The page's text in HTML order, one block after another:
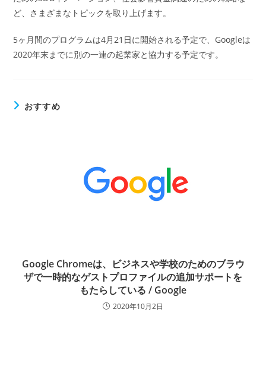
ど、さまざまなトピックを取り上げます。
5ヶ月間のプログラムは4月21日に開始される予定で、Googleは
2020年末までに別の一連の起業家と協力する予定です。
おすすめ
Google Chromeは、ビジネスや学校のためのブラウ
ザで一時的なゲストプロファイルの追加サポートを
もたらしている / Google
2020年10月2日